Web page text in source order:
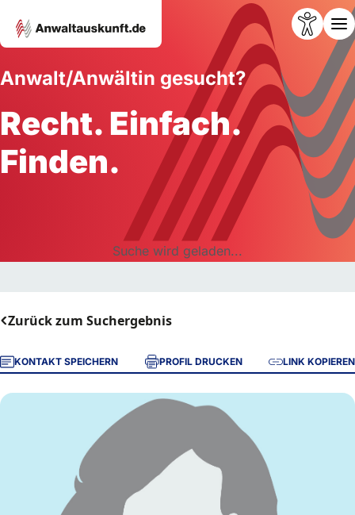
Anwalt/Anwältin gesucht?
Recht. Einfach.
Finden.
Suche wird geladen...
Zurück zum Suchergebnis
KONTAKT SPEICHERN PROFIL DRUCKEN LINK KOPIEREN